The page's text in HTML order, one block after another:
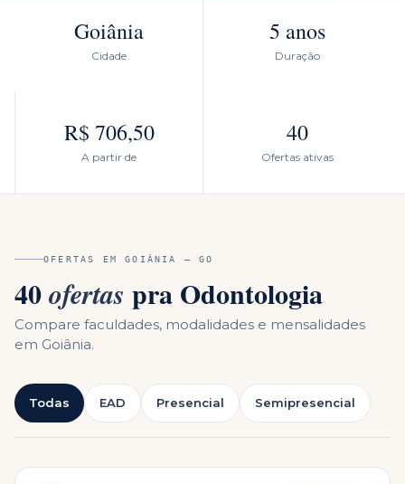
Goiânia
Cidade
5 anos
Duração
R$ 706,50
A partir de
40
Ofertas ativas
OFERTAS EMGOIÂNIA —GO
40ofertas pra Odontologia
Compare faculdades, modalidades e mensalidades
em Goiânia.
Todas EAD Presencial Semipresencial